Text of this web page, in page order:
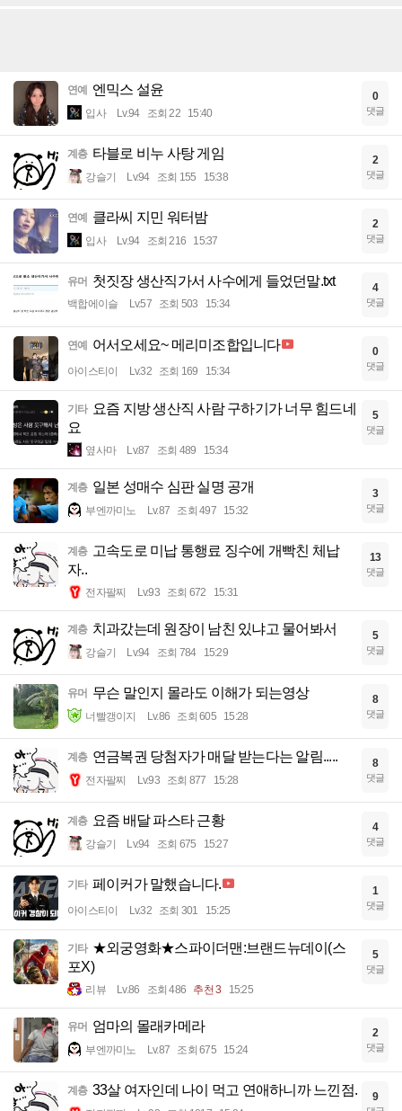
연예 엔믹스 설윤
입사 Lv.94 조회 22 15:40
0
댓글
계층 타블로 비누 사탕 게임
강슬기 Lv.94 조회 155 15:38
2
댓글
연예 클라씨 지민 워터밤
입사 Lv.94 조회 216 15:37
2
댓글
유머 첫짓장 생산직가서 사수에게 들었던말.txt
백합에이슬 Lv.57 조회 503 15:34
4
댓글
연예 어서오세요~ 메리미조합입니다
아이스티이 Lv.32 조회 169 15:34
0
댓글
기타 요즘 지방 생산직 사람 구하기가 너무 힘드네
요
옆사마 Lv.87 조회 489 15:34
5
댓글
계층 일본 성매수 심판 실명 공개
부엔까미노 Lv.87 조회 497 15:32
3
댓글
계층 고속도로 미납 통행료 징수에 개빡친 체납
자..
전자팔찌 Lv.93 조회 672 15:31
13
댓글
계층 치과갔는데 원장이 남친 있냐고 물어봐서
강슬기 Lv.94 조회 784 15:29
5
댓글
유머 무슨 말인지 몰라도 이해가 되는영상
너빨갱이지 Lv.86 조회 605 15:28
8
댓글
계층 연금복권 당첨자가 매달 받는다는 알림.....
전자팔찌 Lv.93 조회 877 15:28
8
댓글
계층 요즘 배달 파스타 근황
강슬기 Lv.94 조회 675 15:27
4
댓글
기타 페이커가 말했습니다.
아이스티이 Lv.32 조회 301 15:25
1
댓글
기타 ★외궁영화★스파이더맨:브랜드뉴데이(스
포X)
리뷰 Lv.86 조회 486 추천 3 15:25
5
댓글
유머 엄마의 몰래카메라
부엔까미노 Lv.87 조회 675 15:24
2
댓글
계층 33살 여자인데 나이 먹고 연애하니까 느낀점. 9